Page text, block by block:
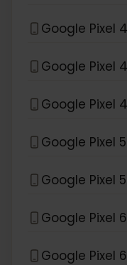
Google Pixel 4
Google Pixel
Google Pixel
Google Pixel 5
Google Pixel
Google Pixel 6
Google Pixel